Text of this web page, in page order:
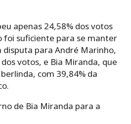
apenas 24,58% dos votos
foi suficiente para se manter
disputa para André Marinho,
votos, e Bia Miranda, que
com 39,84% da
de Bia Miranda para a